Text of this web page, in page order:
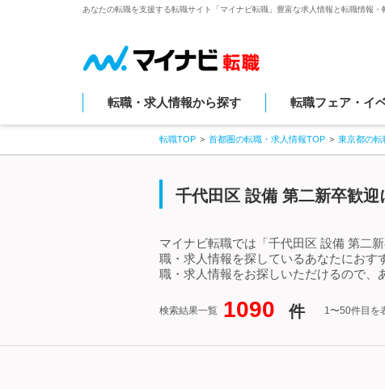
あなたの転職を支援する転職サイト「マイナビ転職」豊富な求人情報と転職情報
転職・求人情報から探す 転職フェア・イ
転職TOP 首都圏の転職・求人情報TOP 東京都の転
千代田区 設備 第二新卒歓
マイナビ転職では「千代田区 設備 第二
職・求人情報を探しているあなたにお
職・求人情報をお探しいただけるので、
検索結果一覧 1090 件 1〜50件目を